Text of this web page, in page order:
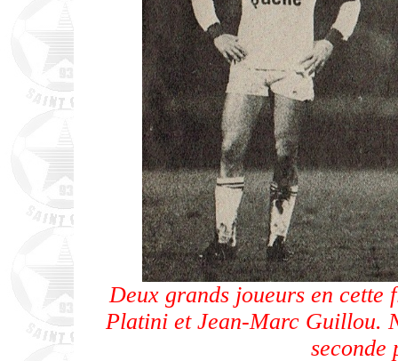
Deux grands joueurs en cette
Platini et Jean-Marc Guillou.
seconde